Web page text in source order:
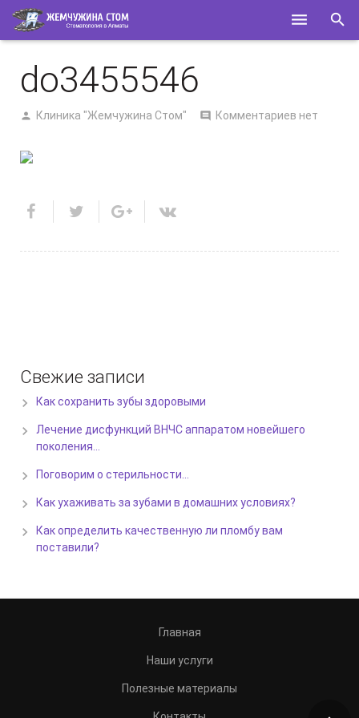
О НАС
КОНТАКТЫ
do3455546
Клиника "Жемчужина Стом" Комментариев нет
Свежие записи
Как сохранить зубы здоровыми
Лечение дисфункций ВНЧС аппаратом новейшего
поколения…
Поговорим о стерильности…
Как ухаживать за зубами в домашних условиях?
Как определить качественную ли пломбу вам
поставили?
Главная
Наши услуги
Полезные материалы